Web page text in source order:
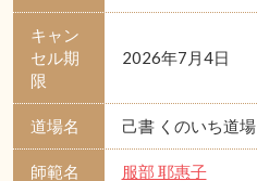
キャン
セル期
限
2026年7月4日
道場名 己書 くのいち道場
師範名 服部 耶惠子